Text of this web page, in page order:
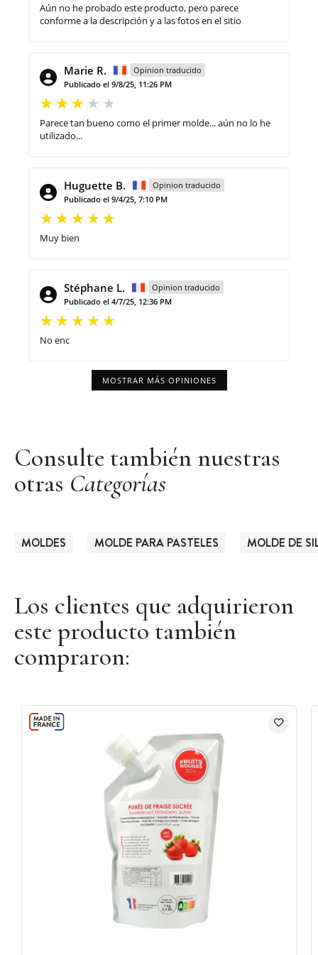
Aún no he probado este producto, pero parece
conforme a la descripción y a las fotos en el sitio
Marie R.
Opinion traducido
Publicado el 9/8/25, 11:26 PM
Parece tan bueno como el primer molde... aún no lo he
utilizado...
Huguette B.
Opinion traducido
Publicado el 9/4/25, 7:10 PM
Muy bien
Stéphane L.
Opinion traducido
Publicado el 4/7/25, 12:36 PM
No enc
MOSTRAR MÁS OPINIONES
Consulte también nuestras
otras Categorías
MOLDES MOLDE PARA PASTELES MOLDE DE
Los clientes que adquirieron
este producto también
compraron: